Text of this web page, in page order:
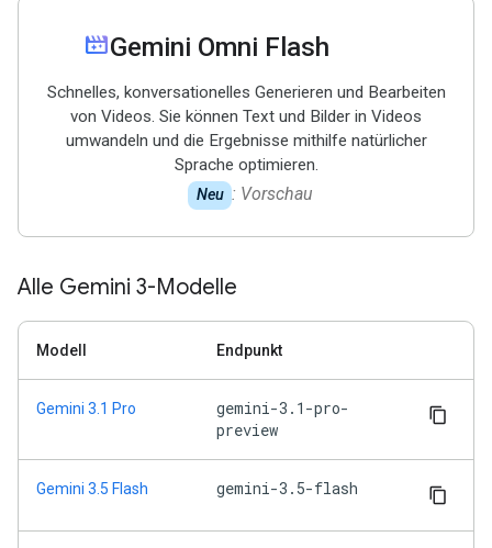
movie_filterGemini Omni Flash
Schnelles, konversationelles Generieren und Bearbeiten
von Videos. Sie können Text und Bilder in Videos
umwandeln und die Ergebnisse mithilfe natürlicher
Sprache optimieren.
Neu : Vorschau
Alle Gemini 3-Modelle
Modell Endpunkt
Gemini 3.1 Pro
gemini-3.1-pro-
preview
Gemini 3.5 Flash gemini-3.5-flash